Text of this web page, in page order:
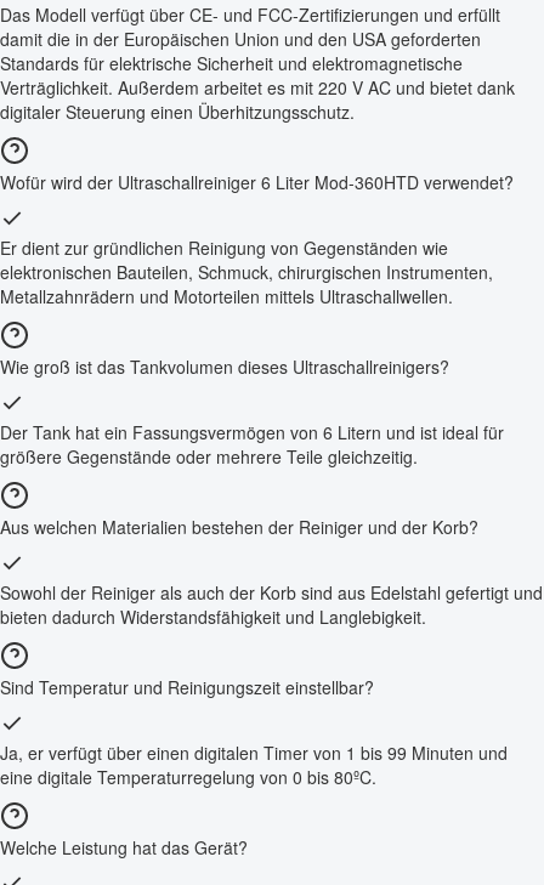
Das Modell verfügt über CE- und FCC-Zertifizierungen und erfüllt
damit die in der Europäischen Union und den USA geforderten
Standards für elektrische Sicherheit und elektromagnetische
Verträglichkeit. Außerdem arbeitet es mit 220 V AC und bietet dank
digitaler Steuerung einen Überhitzungsschutz.
Wofür wird der Ultraschallreiniger 6 Liter Mod-360HTD verwendet?
Er dient zur gründlichen Reinigung von Gegenständen wie
elektronischen Bauteilen, Schmuck, chirurgischen Instrumenten,
Metallzahnrädern und Motorteilen mittels Ultraschallwellen.
Wie groß ist das Tankvolumen dieses Ultraschallreinigers?
Der Tank hat ein Fassungsvermögen von 6 Litern und ist ideal für
größere Gegenstände oder mehrere Teile gleichzeitig.
Aus welchen Materialien bestehen der Reiniger und der Korb?
Sowohl der Reiniger als auch der Korb sind aus Edelstahl gefertigt und
bieten dadurch Widerstandsfähigkeit und Langlebigkeit.
Sind Temperatur und Reinigungszeit einstellbar?
Ja, er verfügt über einen digitalen Timer von 1 bis 99 Minuten und
eine digitale Temperaturregelung von 0 bis 80ºC.
Welche Leistung hat das Gerät?